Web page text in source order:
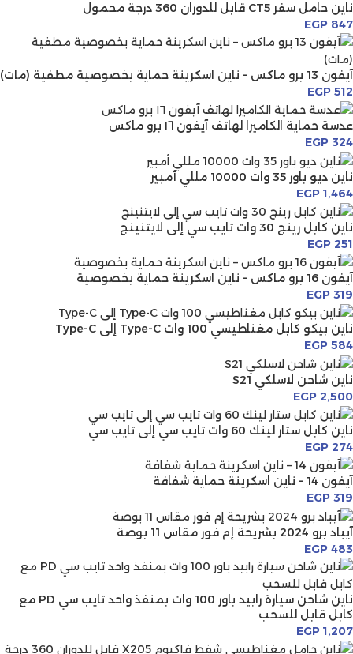
ناين حامل سفر CT5 قابل للدوران 360 درجة محمول
EGP 847
آيفون 13 برو ماكس – ناين اسكرينة حماية بخصوصية مطفية (مات)
EGP 512
عدسة حماية الكاميرا لهاتف آيفون ١٦ برو ماكس
EGP 324
ناين ديو باور 35 وات 10000 مللي أمبير
EGP 1,464
ناين كابل رينج 30 وات تايب سي إلى لايتنينج
EGP 251
آيفون 16 برو ماكس – ناين اسكرينة حماية بخصوصية
EGP 319
ناين بيكو كابل مغناطيسي 100 وات Type-C إلى Type-C
EGP 584
ناين شاحن لاسلكي S21
EGP 2,500
ناين كابل ستار لينك 60 وات تايب سي إلى تايب سي
EGP 274
آيفون 14 – ناين اسكرينة حماية شفافة
EGP 319
آيباد برو 2024 بشريحة إم فور مقاس 11 بوصة
EGP 483
ناين شاحن سيارة رابيد باور 100 وات بمنفذ واحد تايب سي PD مع
كابل قابل للسحب
EGP 1,207